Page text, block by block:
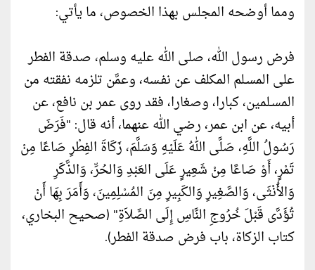
ومما أوضحه المجلس بهذا الخصوص، ما يأتي:
فرض رسول الله، صلى الله عليه وسلم، صدقة الفطر
على المسـلم المكلف عن نفـسه، وعمَّن تلزمه نفقته من
المسـلمين، كبارا، وصغارا، فقد روى عمر بن نافع، عن
أبيه، عن ابن عمر، رضي الله عنهما، أنه قال: "فَرَضَ
رَسُولُ اللَّهِ، صَلَّى اللهُ عَلَيْهِ وَسَلَّمَ، زَكَاةَ الفِطْرِ صَاعًا مِنْ
تَمْرٍ، أَوْ صَاعًا مِنْ شَعِيرٍ عَلَى العَبْدِ وَالحُرِّ، وَالذَّكَرِ
وَالأُنْثَى، وَالصَّغِيرِ وَالكَبِيرِ مِنَ المُسْلِمِينَ، وَأَمَرَ بِهَا أَنْ
تُؤَدَّى قَبْلَ خُرُوجِ النَّاسِ إِلَى الصَّلاَةِ" (صحيح البخاري،
كتاب الزكاة، باب فرض صدقة الفطر).